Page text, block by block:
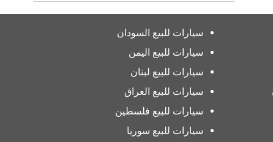
سيارات للبيع السودان
سيارات للبيع اليمن
سيارات للبيع لبنان
سيارات للبيع العراق
سيارات للبيع فلسطين
سيارات للبيع سوريا